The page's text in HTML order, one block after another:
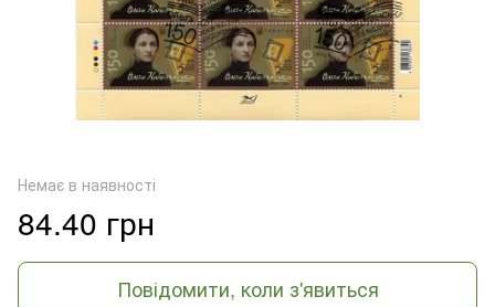
Немає в наявності
84.40 грн
Повідомити, коли з'явиться